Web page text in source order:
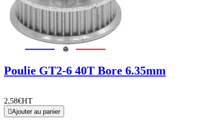
Poulie GT2-6 40T Bore 6.35mm
2,58€HT
Ajouter au panier